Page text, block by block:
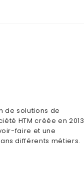
de solutions de
HTM créée en 2013
faire et une
différents métiers.